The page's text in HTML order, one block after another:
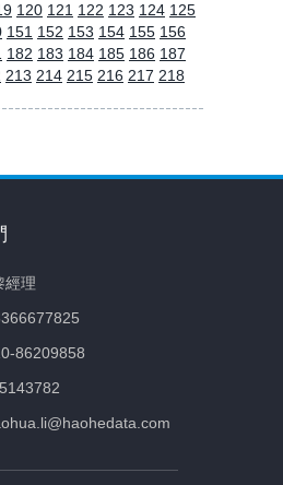
120 121 122 123 124 125
151 152 153 154 155 156
182 183 184 185 186 187
213 214 215 216 217 218
經理
86209858